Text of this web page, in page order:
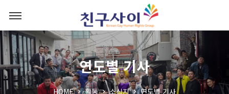
연도별 기사
HOME 활동 소식지 연도별 기사